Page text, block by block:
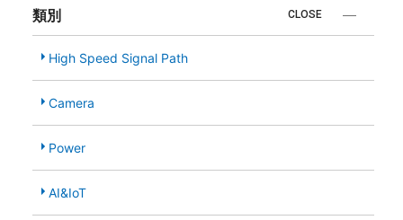
類別 CLOSE
High Speed Signal Path
Camera
Power
AI&IoT